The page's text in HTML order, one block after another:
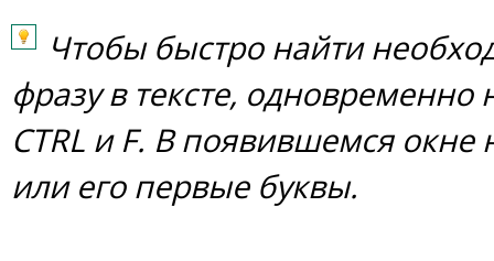
Чтобы быстро найти
фразу в тексте, одновременно
CTRL и F. В появившемся окне
или его первые буквы.